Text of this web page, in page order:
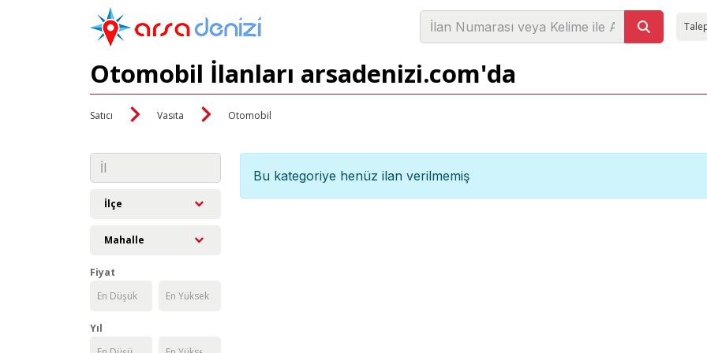
Otomobil İlanları arsadenizi.com'da
Satıcı Vasıta Otomobil
İlçe
Mahalle
Fiyat
Yıl
Bu kategoriye henüz ilan verilmemiş